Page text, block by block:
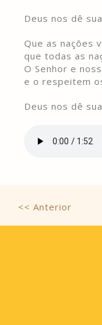
Deus nos dê
Que as nações
que todas as
O Senhor e
e o respeitem
Deus nos dê
<< Anterior